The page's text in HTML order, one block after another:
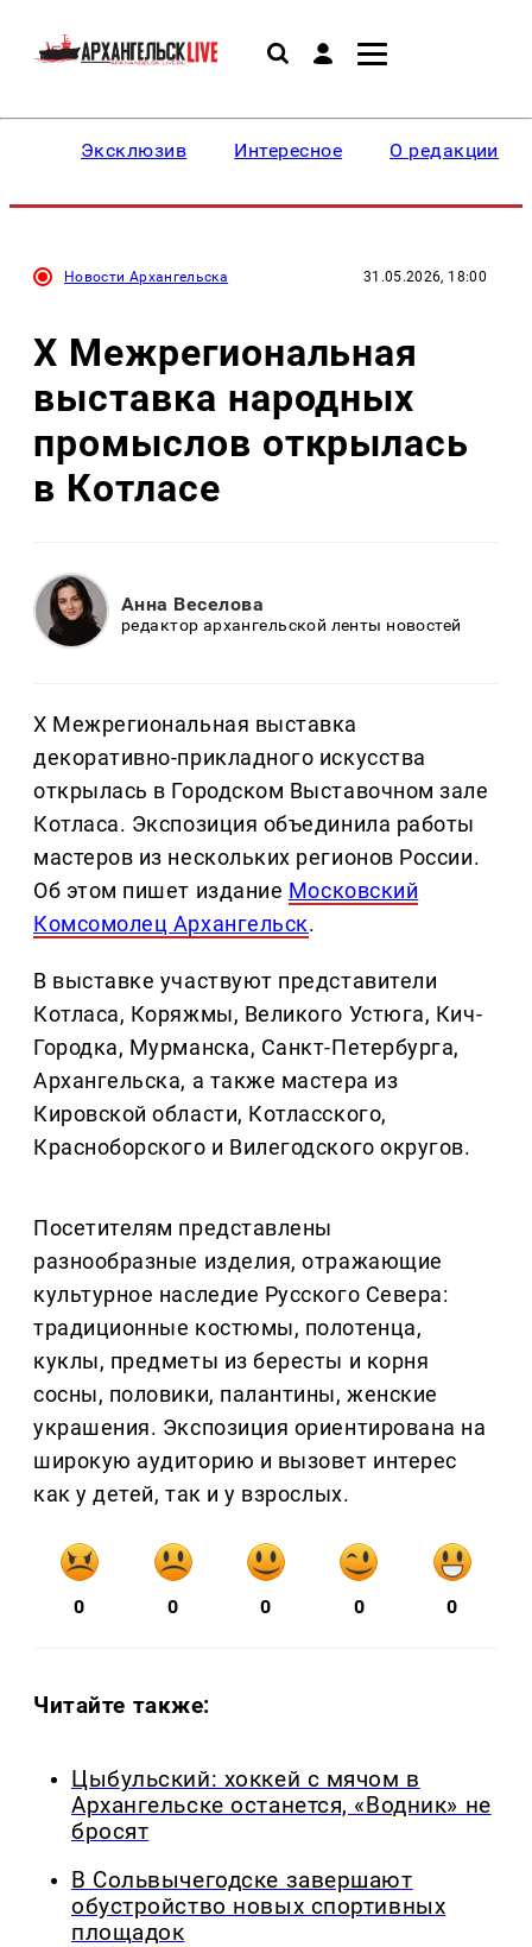
Эксклюзив Интересное О редакции
Новости Архангельска 31.05.2026, 18:00
X Межрегиональная
выставка народных
промыслов открылась
в Котласе
Анна Веселова
редактор архангельской ленты новостей
X Межрегиональная выставка
декоративно-прикладного искусства
открылась в Городском Выставочном зале
Котласа. Экспозиция объединила работы
мастеров из нескольких регионов России.
Об этом пишет издание Московский
Комсомолец Архангельск.
В выставке участвуют представители
Котласа, Коряжмы, Великого Устюга, Кич-
Городка, Мурманска, Санкт-Петербурга,
Архангельска, а также мастера из
Кировской области, Котласского,
Красноборского и Вилегодского округов.
Посетителям представлены
разнообразные изделия, отражающие
культурное наследие Русского Севера:
традиционные костюмы, полотенца,
куклы, предметы из бересты и корня
сосны, половики, палантины, женские
украшения. Экспозиция ориентирована на
широкую аудиторию и вызовет интерес
как у детей, так и у взрослых.
0 0 0 0 0
Читайте также:
Цыбульский: хоккей с мячом в
Архангельске останется, «Водник» не
бросят
В Сольвычегодске завершают
обустройство новых спортивных
площадок